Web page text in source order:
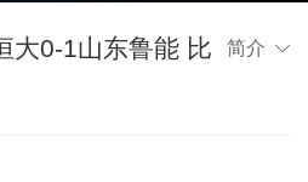
大0-1山东鲁能 比
简介